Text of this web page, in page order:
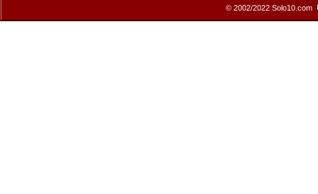
© 2002/2022 Solo10.com